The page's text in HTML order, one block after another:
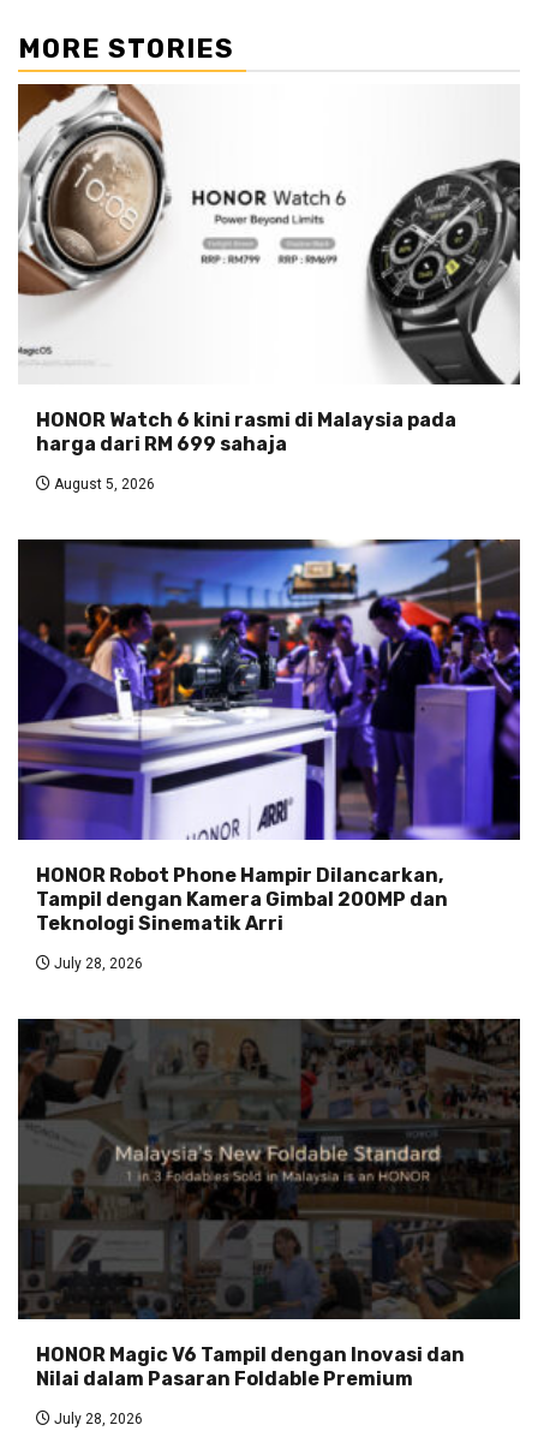
MORE STORIES
HONOR Watch 6 kini rasmi di Malaysia pada
harga dari RM 699 sahaja
August 5, 2026
HONOR Robot Phone Hampir Dilancarkan,
Tampil dengan Kamera Gimbal 200MP dan
Teknologi Sinematik Arri
July 28, 2026
HONOR Magic V6 Tampil dengan Inovasi dan
Nilai dalam Pasaran Foldable Premium
July 28, 2026